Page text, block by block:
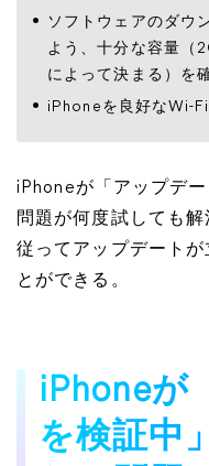
ソフトウェアのダウ
よう、十分な容量（
によって決まる）を
iPhoneを良好なWi-Fi
iPhoneが「アップデ
問題が何度試しても
従ってアップデート
とができる。
iPhoneが
を検証中